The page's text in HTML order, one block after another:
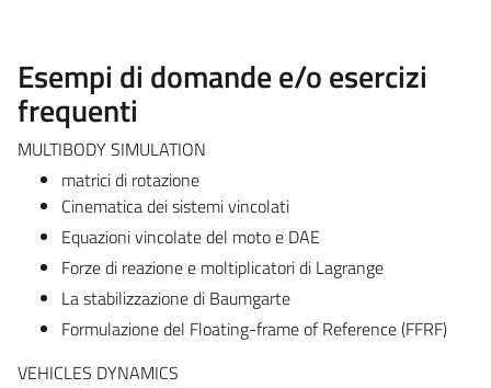
Esempi di domande e/o esercizi
frequenti
MULTIBODY SIMULATION
matrici di rotazione
Cinematica dei sistemi vincolati
Equazioni vincolate del moto e DAE
Forze di reazione e moltiplicatori di Lagrange
La stabilizzazione di Baumgarte
Formulazione del Floating-frame of Reference (FFRF)
VEHICLES DYNAMICS